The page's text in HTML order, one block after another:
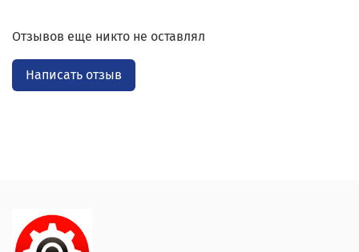
Отзывов еще никто не оставлял
Написать отзыв